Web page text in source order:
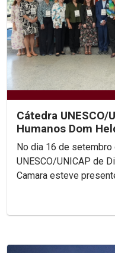
Cátedra UNESCO/
Humanos Dom
Encontro Nacional
No dia 16 de setembro
UNESCO/UNICAP de
Camara esteve